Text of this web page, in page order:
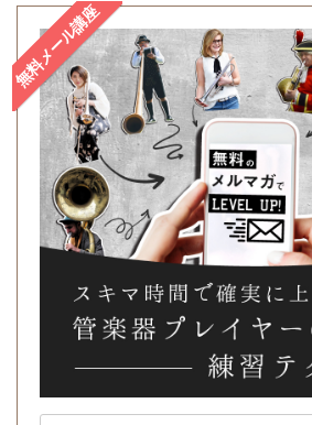
無料メール講座